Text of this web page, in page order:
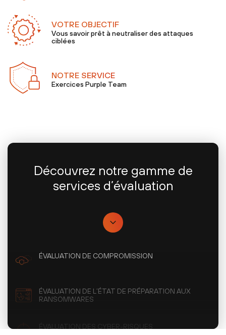
VOTRE OBJECTIF
Vous savoir prêt à neutraliser des attaques
ciblées
NOTRE SERVICE
Exercices Purple Team
Découvrez notre gamme de
services d’évaluation
ÉVALUATION DE COMPROMISSION
ÉVALUATION DE L’ÉTAT DE PRÉPARATION AUX
RANSOMWARES